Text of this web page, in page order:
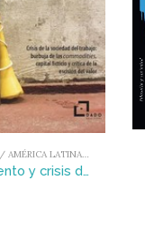
ABYA YALA / AMÉRICA LATINA Y EL CARIBE
Crecimiento y crisis de la economía brasileña en el siglo XXI : Crisis de la sociedad del trabajo: burbuja de las commodities, capital ficticio y crítica de la escisión del valor